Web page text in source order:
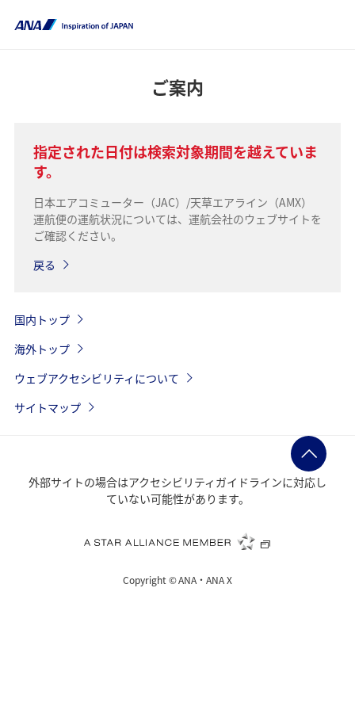
ご案内
指定された日付は検索対象期間を越えていま
す。
日本エアコミューター（JAC）/天草エアライン（AMX）
運航便の運航状況については、運航会社のウェブサイトを
ご確認ください。
戻る
国内トップ
海外トップ
ウェブアクセシビリティについて
サイトマップ
外部サイトの場合はアクセシビリティガイドラインに対応し
ていない可能性があります。
Copyright ©ANA・ANA X